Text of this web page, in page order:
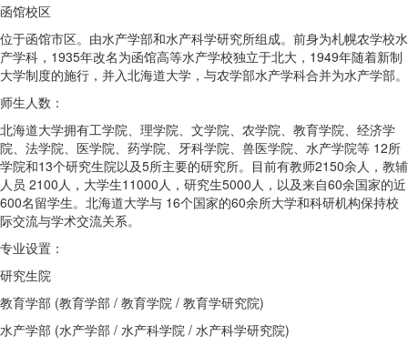
函馆校区
位于函馆市区。由水产学部和水产科学研究所组成。前身为札幌农学校水
产学科，1935年改名为函馆高等水产学校独立于北大，1949年随着新制
大学制度的施行，并入北海道大学，与农学部水产学科合并为水产学部。
师生人数：
北海道大学拥有工学院、理学院、文学院、农学院、教育学院、经济学
院、法学院、医学院、药学院、牙科学院、兽医学院、水产学院等 12所
学院和13个研究生院以及5所主要的研究所。目前有教师2150余人，教辅
人员 2100人，大学生11000人，研究生5000人，以及来自60余国家的近
600名留学生。北海道大学与 16个国家的60余所大学和科研机构保持校
际交流与学术交流关系。
专业设置：
研究生院
教育学部 (教育学部 / 教育学院 / 教育学研究院)
水产学部 (水产学部 / 水产科学院 / 水产科学研究院)